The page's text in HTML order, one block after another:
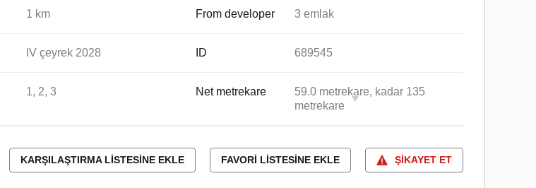
1 km From developer 3 emlak
IV çeyrek 2028 ID 689545
1, 2, 3 Net metrekare
59.0 metrekare, kadar 135
metrekare
KARŞILAŞTIRMA LISTESINE EKLE FAVORI LISTESINE EKLE ŞIKAYET ET